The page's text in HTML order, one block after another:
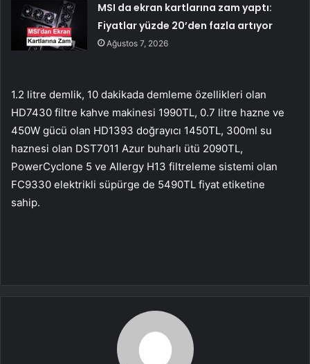
MSI da ekran kartlarına zam yaptı:
Fiyatlar yüzde 20’den fazla artıyor
Ağustos 7, 2026
1.2 litre demlik, 10 dakikada demleme özellikleri olan
HD7430 filtre kahve makinesi 1990TL, 0.7 litre hazne ve
450W gücü olan HD1393 doğrayıcı 1450TL, 300ml su
haznesi olan DST7011 Azur buharlı ütü 2090TL,
PowerCyclone 5 ve Allergy H13 filtreleme sistemi olan
FC9330 elektrikli süpürge de 5490TL fiyat etiketine
sahip.